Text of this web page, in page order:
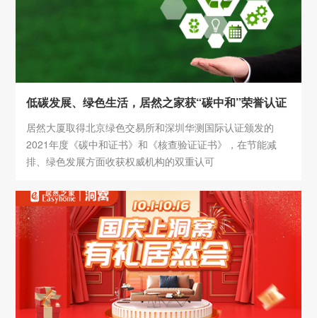
低碳发展、绿色生活，居然之家获“碳中和”荣誉认证
居然大厦取得北京绿色交易所和深圳华测国际认证颁发的
2021年度《碳中和证书》和《核查验证证书》，在节能减
排、绿色发展方面收获权威机构的双重认可